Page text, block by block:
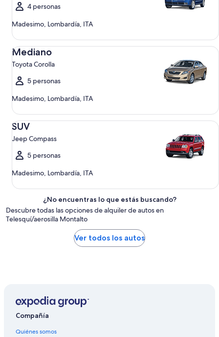
4 personas
Madesimo, Lombardía, ITA
Mediano
Toyota Corolla
5 personas
Madesimo, Lombardía, ITA
Mediano Toyota Corolla
SUV
Jeep Compass
5 personas
Madesimo, Lombardía, ITA
SUV Jeep Compass
¿No encuentras lo que estás buscando?
Descubre todas las opciones de alquiler de autos en
Telesquí/aerosilla Montalto
Ver todos los autos
Compañía
Quiénes somos